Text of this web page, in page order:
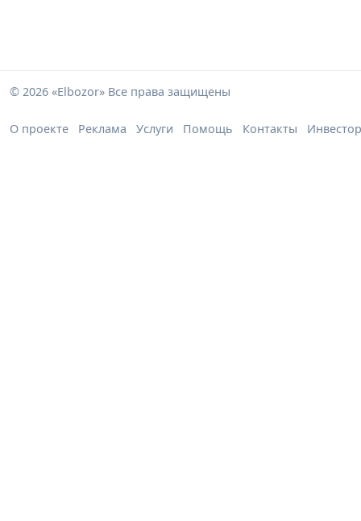
© 2026 «Elbozor» Все права защищены
О проекте Реклама Услуги Помощь Контакты